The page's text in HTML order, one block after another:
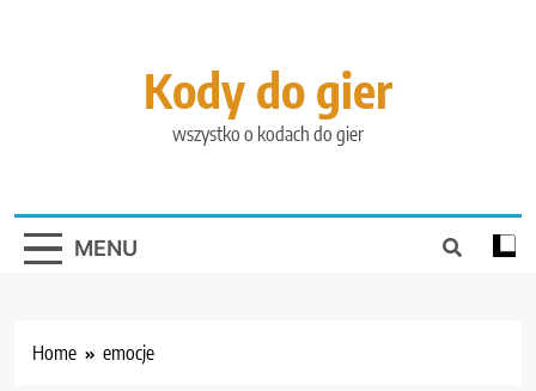
Kody do gier
wszystko o kodach do gier
MENU
Home emocje